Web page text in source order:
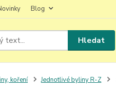
Blog
Hledat
koření Jednotlivé byliny R-Z